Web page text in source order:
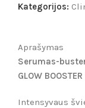
Kategorijos:
Aprašymas
Serumas-
GLOW BOOSTER
Intensyvaus š